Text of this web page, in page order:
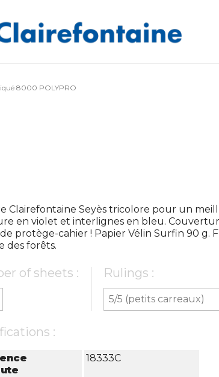
8000 POLYPRO
Clairefontaine Seyès tricolore pour un
en violet et interlignes en bleu.
protège-cahier ! Papier Vélin Surfin 90 g.
des forêts.
of sheets : Rulings :
:
18333C